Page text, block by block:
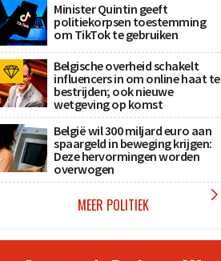
Minister Quintin geeft
politiekorpsen toestemming
om TikTok te gebruiken
Belgische overheid schakelt
influencers in om online haat te
bestrijden; ook nieuwe
wetgeving op komst
België wil 300 miljard euro aan
spaargeld in beweging krijgen:
Deze hervormingen worden
overwogen
MEER POLITIEK 